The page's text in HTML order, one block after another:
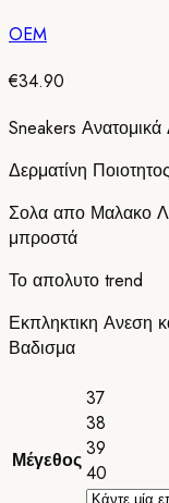
OEM
€34.90
Sneakers
Δερματίνη
Σολα απο Μαλακο
μπροστά
Το απολυτο trend
Εκπληκτικη Ανεση
Βαδισμα
Μέγεθος
37
38
39
40